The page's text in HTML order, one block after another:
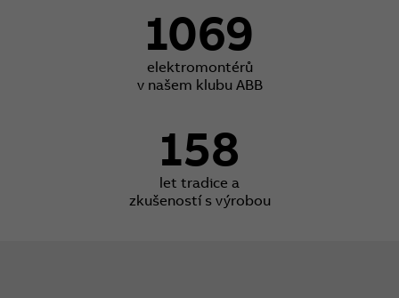
1069
elektromontérů
v našem klubu ABB
158
let tradice a
zkušeností s výrobou